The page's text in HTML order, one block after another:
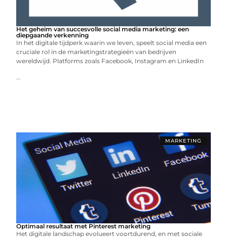
Het geheim van succesvolle social media marketing: een
diepgaande verkenning
In het digitale tijdperk waarin we leven, speelt social media een
cruciale rol in de marketingstrategieën van bedrijven
wereldwijd. Platforms zoals Facebook, Instagram en LinkedIn
...
MARKETING
Optimaal resultaat met Pinterest marketing
Het digitale landschap evolueert voortdurend, en met sociale